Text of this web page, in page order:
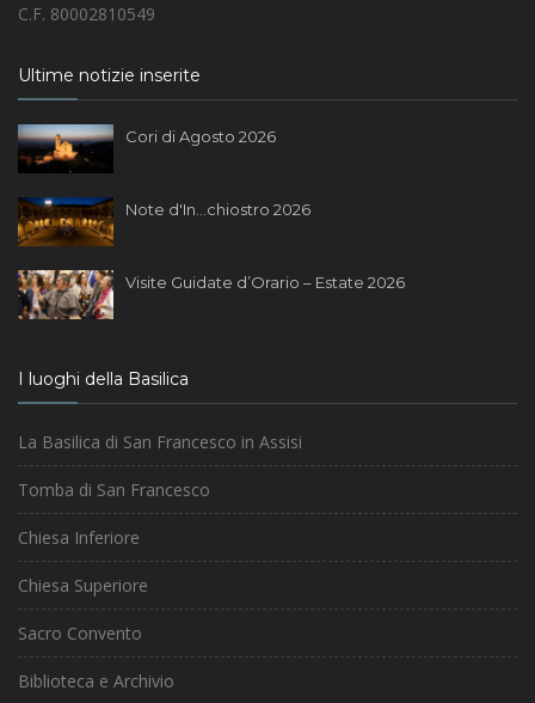
C.F. 80002810549
Ultime notizie inserite
Cori di Agosto 2026
Note d'In...chiostro 2026
Visite Guidate d’Orario – Estate 2026
I luoghi della Basilica
La Basilica di San Francesco in Assisi
Tomba di San Francesco
Chiesa Inferiore
Chiesa Superiore
Sacro Convento
Biblioteca e Archivio